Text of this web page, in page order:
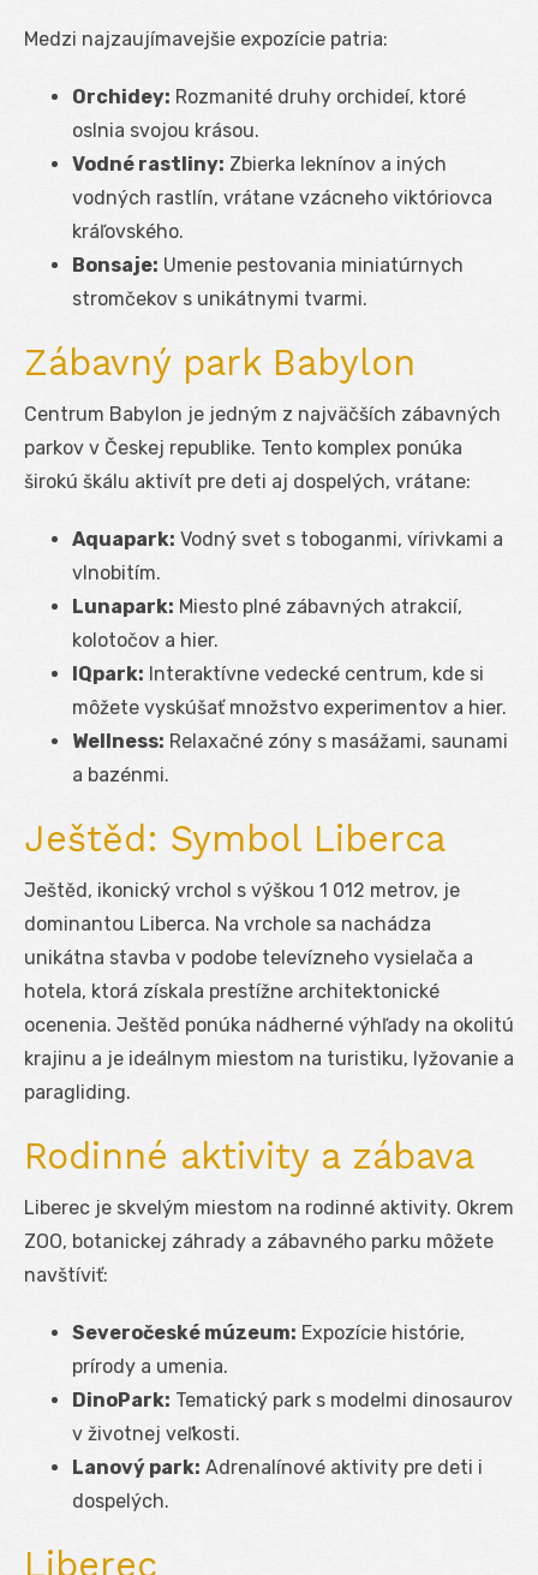
Medzi najzaujímavejšie expozície patria:
Orchidey: Rozmanité druhy orchideí, ktoré
oslnia svojou krásou.
Vodné rastliny: Zbierka leknínov a iných
vodných rastlín, vrátane vzácneho viktóriovca
kráľovského.
Bonsaje: Umenie pestovania miniatúrnych
stromčekov s unikátnymi tvarmi.
Zábavný park Babylon
Centrum Babylon je jedným z najväčších zábavných
parkov v Českej republike. Tento komplex ponúka
širokú škálu aktivít pre deti aj dospelých, vrátane:
Aquapark: Vodný svet s toboganmi, vírivkami a
vlnobitím.
Lunapark: Miesto plné zábavných atrakcií,
kolotočov a hier.
IQpark: Interaktívne vedecké centrum, kde si
môžete vyskúšať množstvo experimentov a hier.
Wellness: Relaxačné zóny s masážami, saunami
a bazénmi.
Ještěd: Symbol Liberca
Ještěd, ikonický vrchol s výškou 1 012 metrov, je
dominantou Liberca. Na vrchole sa nachádza
unikátna stavba v podobe televízneho vysielača a
hotela, ktorá získala prestížne architektonické
ocenenia. Ještěd ponúka nádherné výhľady na okolitú
krajinu a je ideálnym miestom na turistiku, lyžovanie a
paragliding.
Rodinné aktivity a zábava
Liberec je skvelým miestom na rodinné aktivity. Okrem
ZOO, botanickej záhrady a zábavného parku môžete
navštíviť:
Severočeské múzeum: Expozície histórie,
prírody a umenia.
DinoPark: Tematický park s modelmi dinosaurov
v životnej veľkosti.
Lanový park: Adrenalínové aktivity pre deti i
dospelých.
Liberec